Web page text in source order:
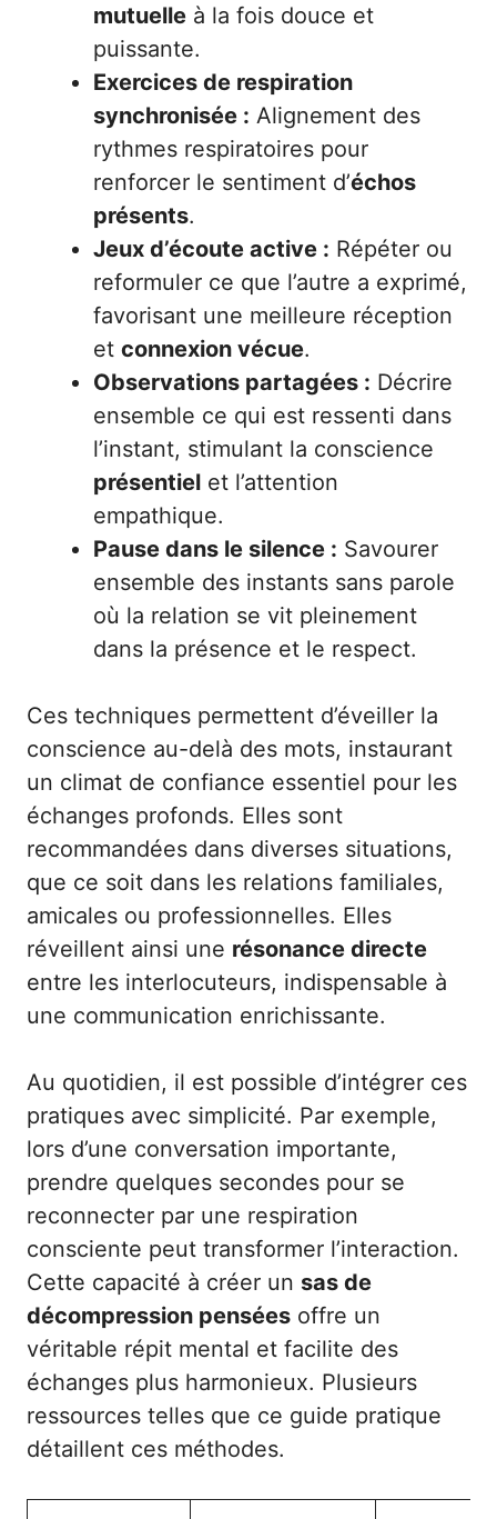
mutuelle à la fois douce et
puissante.
Exercices de respiration
synchronisée : Alignement des
rythmes respiratoires pour
renforcer le sentiment d’échos
présents.
Jeux d’écoute active : Répéter ou
reformuler ce que l’autre a exprimé,
favorisant une meilleure réception
et connexion vécue.
Observations partagées : Décrire
ensemble ce qui est ressenti dans
l’instant, stimulant la conscience
présentiel et l’attention
empathique.
Pause dans le silence : Savourer
ensemble des instants sans parole
où la relation se vit pleinement
dans la présence et le respect.
Ces techniques permettent d’éveiller la
conscience au-delà des mots, instaurant
un climat de confiance essentiel pour les
échanges profonds. Elles sont
recommandées dans diverses situations,
que ce soit dans les relations familiales,
amicales ou professionnelles. Elles
réveillent ainsi une résonance directe
entre les interlocuteurs, indispensable à
une communication enrichissante.
Au quotidien, il est possible d’intégrer ces
pratiques avec simplicité. Par exemple,
lors d’une conversation importante,
prendre quelques secondes pour se
reconnecter par une respiration
consciente peut transformer l’interaction.
Cette capacité à créer un sas de
décompression pensées offre un
véritable répit mental et facilite des
échanges plus harmonieux. Plusieurs
ressources telles que ce guide pratique
détaillent ces méthodes.